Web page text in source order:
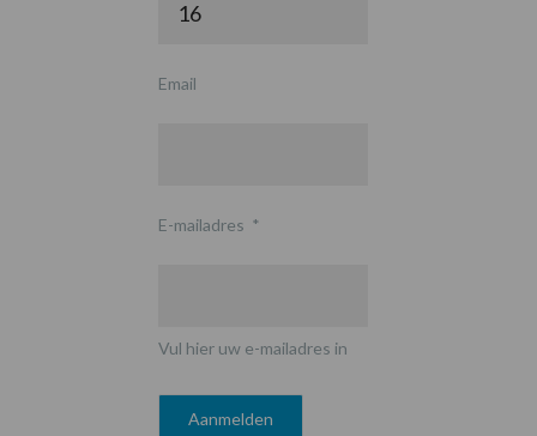
Email
E-mailadres *
Vul hier uw e-mailadres in